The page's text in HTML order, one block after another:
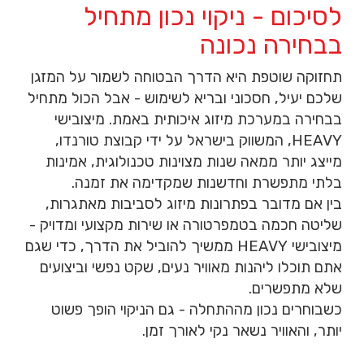
לסיכום - ניקוי נכון מתחיל
בבחירה נכונה
תחזוקה שוטפת היא הדרך הבטוחה לשמור על המזגן
שלכם יעיל, חסכוני ובריא לשימוש - אבל הכול מתחיל
בבחירה במערכת מיזוג איכותית באמת. מיצובישי
HEAVY, המשווק בישראל על ידי קבוצת טורנדו,
מייצג יותר ממאה שנות מצוינות טכנולוגית, אמינות
בלתי מתפשרת וחדשנות שמקדימה את זמנה.
בין אם מדובר בפתרונות מיזוג לסביבות מאתגרות,
שליטה חכמה בטמפרטורה או שירות מקצועי ומדויק -
מיצובישי HEAVY ממשיך להוביל את הדרך, כדי שגם
אתם תוכלו ליהנות מאוויר נעים, שקט נפשי וביצועים
שלא מתפשרים.
כשבוחרים נכון מההתחלה - גם הניקוי הופך פשוט
יותר, והאוויר נשאר נקי לאורך זמן.